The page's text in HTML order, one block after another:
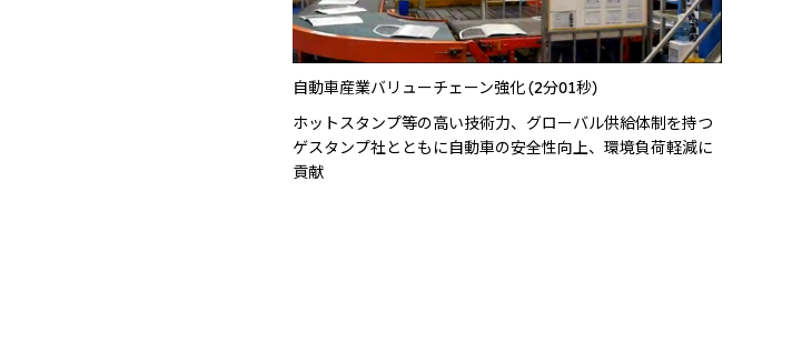
自動車産業バリューチェーン強化 (2分01秒)
ホットスタンプ等の高い技術力、グローバル供給体制を持つ
ゲスタンプ社とともに自動車の安全性向上、環境負荷軽減に
貢献